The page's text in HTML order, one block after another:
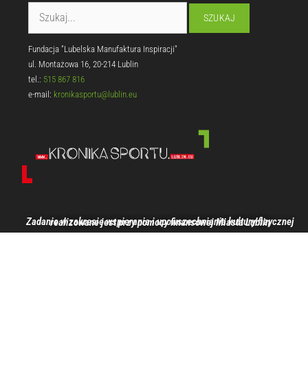
Fundacja "Lubelska Manufaktura Inspiracji"
ul. Montażowa 16, 20-214 Lublin
tel.: 515 867 816
e-mail: kronikasportu@lublin.eu
Zadanie w zakresie wspierania i upowszechniania kultury fizycznej realizowane jest przy pomocy finansowej Miasta Lublin